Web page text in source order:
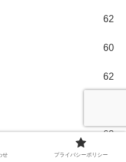
62
60
62
62
せ プライバシーポリシー